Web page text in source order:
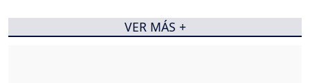
VER MÁS +